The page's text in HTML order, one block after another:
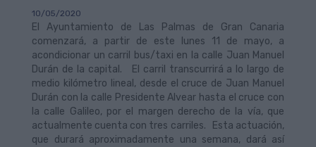
10/05/2020
El Ayuntamiento de Las Palmas de Gran Canaria
comenzará, a partir de este lunes 11 de mayo, a
acondicionar un carril bus/taxi en la calle Juan Manuel
Durán de la capital. El carril transcurrirá a lo largo de
medio kilómetro lineal, desde el cruce de Juan Manuel
Durán con la calle Presidente Alvear hasta el cruce con
la calle Galileo, por el margen derecho de la vía, que
actualmente cuenta con tres carriles. Esta actuación,
que durará aproximadamente una semana, dará así